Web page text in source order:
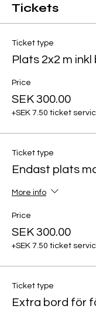
Tickets
Ticket type
Plats 2x2 m
Price
SEK 300.00
+SEK 7.50 ticket
Ticket type
Endast plats
More info
Price
SEK 300.00
+SEK 7.50 ticket
Ticket type
Extra bord för